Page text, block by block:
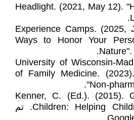
13. Headlight. (2021, May 12).
14. Experience Camps.
Ways to Honor Your
15. University of Wisconsin-
of Family Medicine.
Non-
16. Kenner, C. (Ed.).
Children: Helping Children Cope with Loss. تم